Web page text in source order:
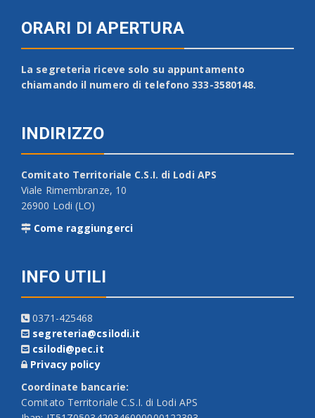
ORARI DI APERTURA
La segreteria riceve solo su appuntamento
chiamando il numero di telefono 333-3580148.
INDIRIZZO
Comitato Territoriale C.S.I. di Lodi APS
Viale Rimembranze, 10
26900 Lodi (LO)
Come raggiungerci
INFO UTILI
0371-425468
segreteria@csilodi.it
csilodi@pec.it
Privacy policy
Coordinate bancarie:
Comitato Territoriale C.S.I. di Lodi APS